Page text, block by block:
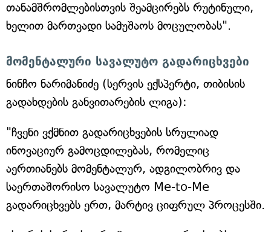
თანამშრომლებისთვის შეამცირებს რუტინული,
ხელით მართვადი სამუშაოს მოცულობას".
მომენტალური სავალუტო გადარიცხვები
ნინჩო ნარიმანიძე (სერვის ექსპერტი, თიბისის
გადახდების განვითარების ლიგა):
"ჩვენი ვქმნით გადარიცხვების სრულიად
ინოვაციურ გამოცდილებას, რომელიც
აერთიანებს მომენტალურ, ადგილობრივ და
საერთაშორისო სავალუტო Me-to-Me
გადარიცხვებს ერთ, მარტივ ციფრულ პროცესში.